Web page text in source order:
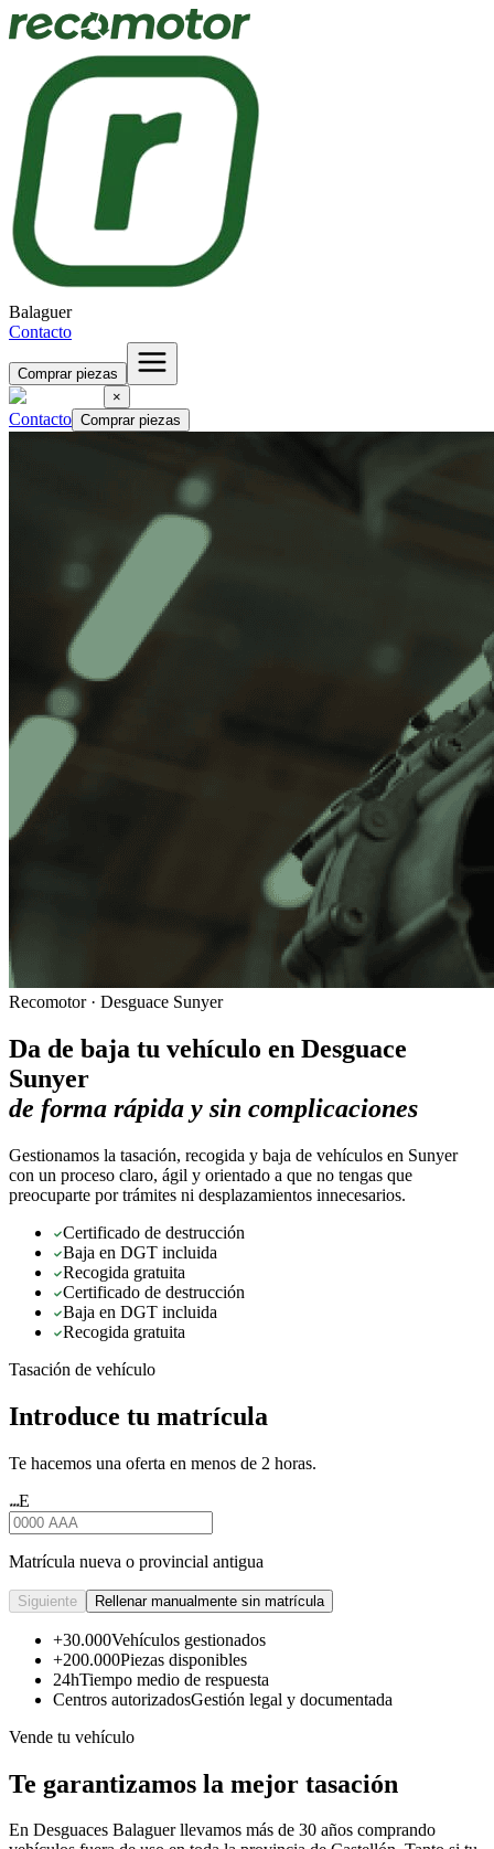
Balaguer
Contacto
Comprar piezas
×
Contacto Comprar piezas
Recomotor · Desguace Sunyer
Da de baja tu vehículo en Desguace
Sunyer
de forma rápida y sin complicaciones
Gestionamos la tasación, recogida y baja de vehículos en Sunyer
con un proceso claro, ágil y orientado a que no tengas que
preocuparte por trámites ni desplazamientos innecesarios.
Certificado de destrucción
Baja en DGT incluida
Recogida gratuita
Certificado de destrucción
Baja en DGT incluida
Recogida gratuita
Tasación de vehículo
Introduce tu matrícula
Te hacemos una oferta en menos de 2 horas.
★★★E
Matrícula nueva o provincial antigua
Siguiente Rellenar manualmente sin matrícula
+30.000Vehículos gestionados
+200.000Piezas disponibles
24hTiempo medio de respuesta
Centros autorizadosGestión legal y documentada
Vende tu vehículo
Te garantizamos la mejor tasación
En Desguaces Balaguerllevamos más de 30 años comprando